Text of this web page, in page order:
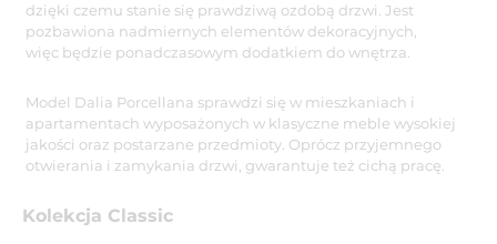
dzięki czemu stanie się prawdziwą ozdobą drzwi. Jest
pozbawiona nadmiernych elementów dekoracyjnych,
więc będzie ponadczasowym dodatkiem do wnętrza.
Model Dalia Porcellana sprawdzi się w mieszkaniach i
apartamentach wyposażonych w klasyczne meble wysokiej
jakości oraz postarzane przedmioty. Oprócz przyjemnego
otwierania i zamykania drzwi, gwarantuje też cichą pracę.
Kolekcja Classic